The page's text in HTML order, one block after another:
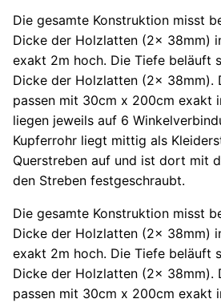
Die gesamte Konstruktion misst
Dicke der Holzlatten (2x 38mm)
exakt 2m hoch. Die Tiefe beläuft
Dicke der Holzlatten (2x 38mm).
passen mit 30cm x 200cm exakt
liegen jeweils auf 6
Kupferrohr liegt mittig als
Querstreben auf und ist dort mit
den Streben festgeschraubt.
Die gesamte Konstruktion misst
Dicke der Holzlatten (2x 38mm)
exakt 2m hoch. Die Tiefe beläuft
Dicke der Holzlatten (2x 38mm).
passen mit 30cm x 200cm exakt